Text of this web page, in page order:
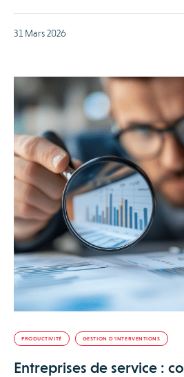
31 Mars 2026
PRODUCTIVITÉ GESTION D’INTERVENTIONS
Entreprises de service :